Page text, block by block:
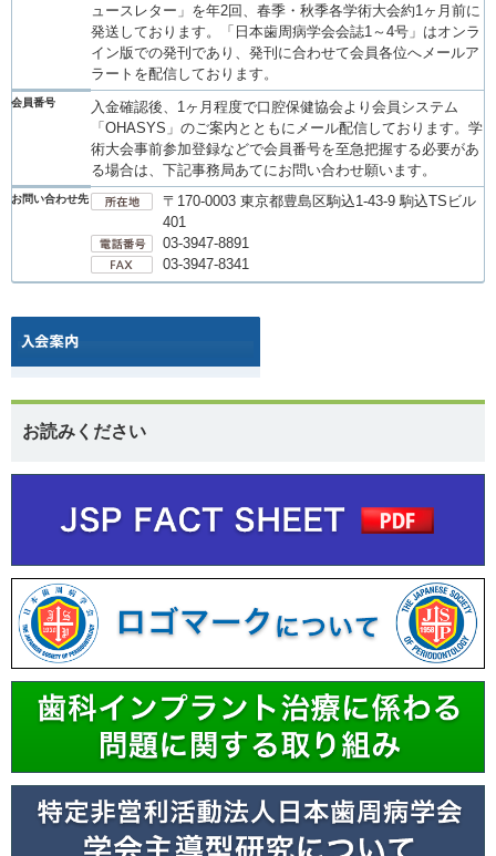
ュースレター」を年2回、春季・秋季各学術大会約1ヶ月前に
発送しております。「日本歯周病学会会誌1～4号」はオンラ
イン版での発刊であり、発刊に合わせて会員各位へメールア
ラートを配信しております。
会員番号
入金確認後、1ヶ月程度で口腔保健協会より会員システム
「OHASYS」のご案内とともにメール配信しております。学
術大会事前参加登録などで会員番号を至急把握する必要があ
る場合は、下記事務局あてにお問い合わせ願います。
お問い合わせ先
〒170-0003 東京都豊島区駒込1-43-9 駒込TSビル
401
03-3947-8891
03-3947-8341
お読みください